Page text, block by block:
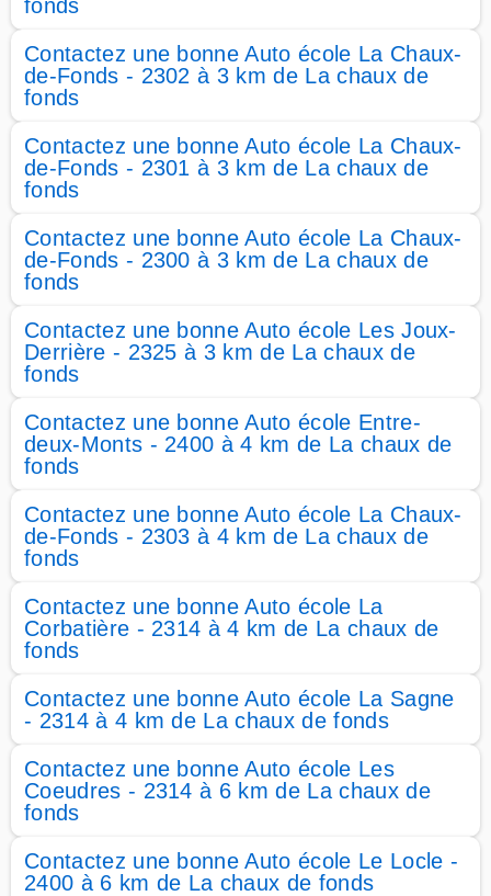
fonds
Contactez une bonne Auto école La Chaux-
de-Fonds - 2302 à 3 km de La chaux de
fonds
Contactez une bonne Auto école La Chaux-
de-Fonds - 2301 à 3 km de La chaux de
fonds
Contactez une bonne Auto école La Chaux-
de-Fonds - 2300 à 3 km de La chaux de
fonds
Contactez une bonne Auto école Les Joux-
Derrière - 2325 à 3 km de La chaux de
fonds
Contactez une bonne Auto école Entre-
deux-Monts - 2400 à 4 km de La chaux de
fonds
Contactez une bonne Auto école La Chaux-
de-Fonds - 2303 à 4 km de La chaux de
fonds
Contactez une bonne Auto école La
Corbatière - 2314 à 4 km de La chaux de
fonds
Contactez une bonne Auto école La Sagne
- 2314 à 4 km de La chaux de fonds
Contactez une bonne Auto école Les
Coeudres - 2314 à 6 km de La chaux de
fonds
Contactez une bonne Auto école Le Locle -
2400 à 6 km de La chaux de fonds